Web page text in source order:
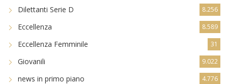
Dilettanti Serie D 8.256
Eccellenza 8.589
Eccellenza Femminile 31
Giovanili 9.022
news in primo piano 4.776